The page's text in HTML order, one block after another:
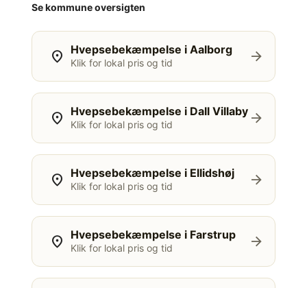
Se kommune oversigten
location_on Hvepsebekæmpelse i Aalborg
Klik for lokal pris og tid arrow_forward
location_on Hvepsebekæmpelse i Dall Villaby
Klik for lokal pris og tid arrow_forward
location_on Hvepsebekæmpelse i Ellidshøj
Klik for lokal pris og tid arrow_forward
location_on Hvepsebekæmpelse i Farstrup
Klik for lokal pris og tid arrow_forward